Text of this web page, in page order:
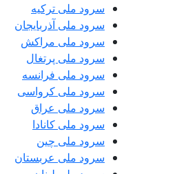
سرود ملی ترکیه
سرود ملی آذربایجان
سرود ملی مراکش
سرود ملی پرتغال
سرود ملی فرانسه
سرود ملی کرواسی
سرود ملی عراق
سرود ملی کانادا
سرود ملی چین
سرود ملی عربستان